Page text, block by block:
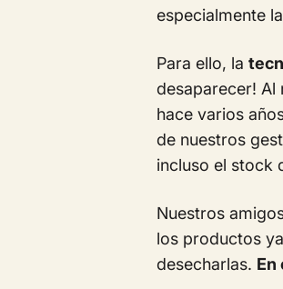
especialmente
Para ello, la
desaparecer! Al
hace varios
de nuestros
incluso el stock
Nuestros
los productos
desecharlas. En